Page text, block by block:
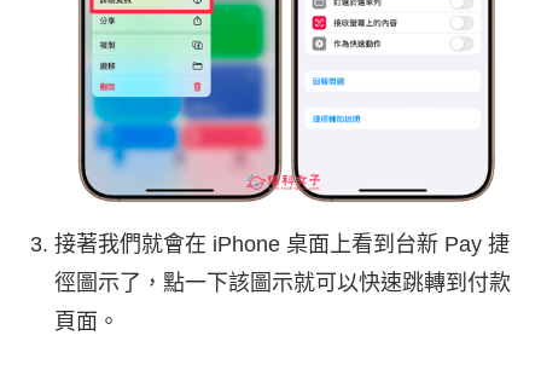
接著我們就會在 iPhone 桌面上看到台新 Pay 捷
徑圖示了，點一下該圖示就可以快速跳轉到付款
頁面。